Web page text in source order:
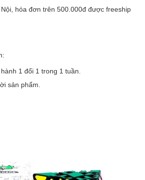
hóa đơn trên 500.000đ được freeship
1 đổi 1 trong 1 tuần.
sản phẩm.